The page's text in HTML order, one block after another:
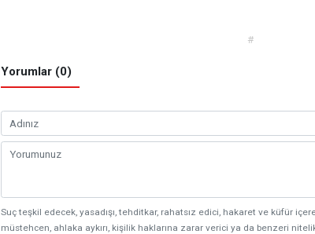
#
Yorumlar (0)
Suç teşkil edecek, yasadışı, tehditkar, rahatsız edici, hakaret ve küfür
müstehcen, ahlaka aykırı, kişilik haklarına zarar verici ya da benzeri